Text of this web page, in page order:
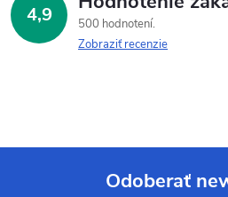
4,9
500 hodnotení
Zobraziť recenzie
Odoberať